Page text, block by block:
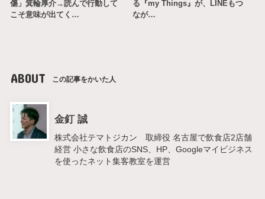
傷」箕輪厚介→読んで行動して
こそ意味が出てく…
る『my Things』が、LINEもつ
なが…
ABOUT この記事をかいた人
金釘 誠
株式会社テマトジカン 取締役 名古屋で飲食店2店舗
経営 小さな飲食店のSNS、HP、Googleマイビジネス
を使ったネット集客教室を運営